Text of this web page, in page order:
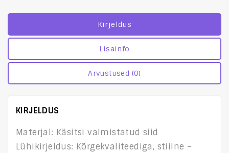
Kirjeldus
Lisainfo
Arvustused (0)
KIRJELDUS
Materjal: Käsitsi valmistatud siid
Lühikirjeldus: Kõrgekvaliteediga, stiilne –